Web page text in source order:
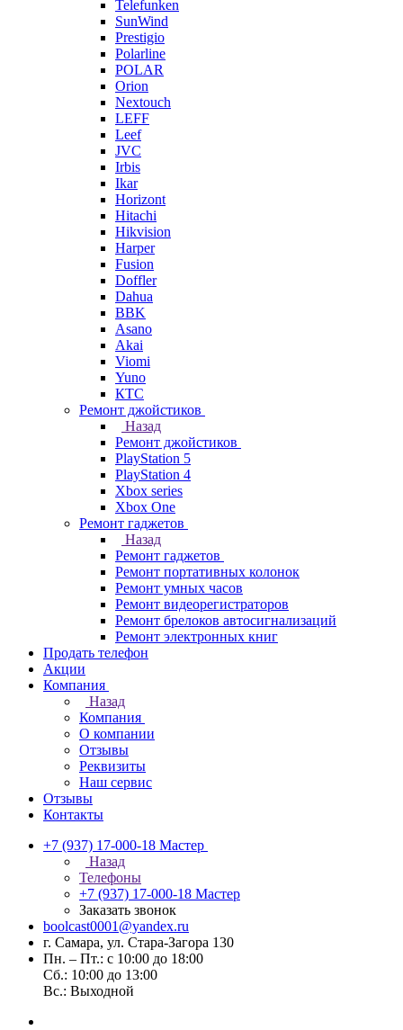
Telefunken
SunWind
Prestigio
Polarline
POLAR
Orion
Nextouch
LEFF
Leef
JVC
Irbis
Ikar
Horizont
Hitachi
Hikvision
Harper
Fusion
Doffler
Dahua
BBK
Asano
Akai
Viomi
Yuno
КТС
Ремонт джойстиков
Назад
Ремонт джойстиков
PlayStation 5
PlayStation 4
Xbox series
Xbox One
Ремонт гаджетов
Назад
Ремонт гаджетов
Ремонт портативных колонок
Ремонт умных часов
Ремонт видеорегистраторов
Ремонт брелоков автосигнализаций
Ремонт электронных книг
Продать телефон
Акции
Компания
Назад
Компания
О компании
Отзывы
Реквизиты
Наш сервис
Отзывы
Контакты
+7 (937) 17-000-18 Мастер
Назад
Телефоны
+7 (937) 17-000-18 Мастер
Заказать звонок
boolcast0001@yandex.ru
г. Самара, ул. Стара-Загора 130
Пн. – Пт.: с 10:00 до 18:00
Сб.: 10:00 до 13:00
Вс.: Выходной